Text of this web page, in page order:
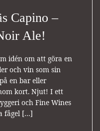
Capino –
Ale!
idén om att göra en
och vin som sin
en bar eller
kort. Njut! I ett
och Fine Wines
fågel […]